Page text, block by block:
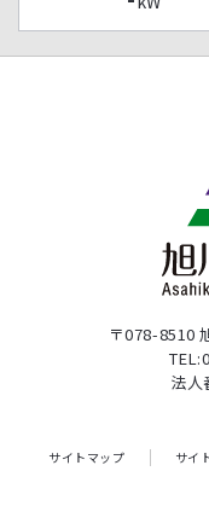
〒078-8510
法人
サイトマップ サイ